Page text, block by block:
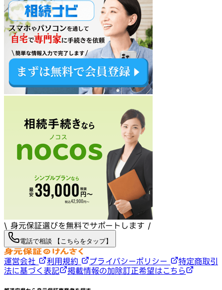
\ 身元保証選びを無料でサポートします /
電話で相談 【こちらをタップ】
運営会社 利用規約 プライバシーポリシー
特定商取引
法に基づく表記
掲載情報の加除訂正希望はこちら